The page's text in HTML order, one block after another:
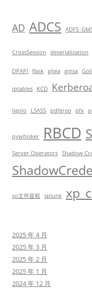
AD ADCS
CrossSession deserialization
DPAPI flask gitea gmsa
iptables KCD
ligolo LSASS pdfgrep pfx
pywhisker RBCD
Server Operators Shadow
so文件提权 splunk
2025 年 4 月
2025 年 3 月
2025 年 2 月
2025 年 1 月
2024 年 12 月